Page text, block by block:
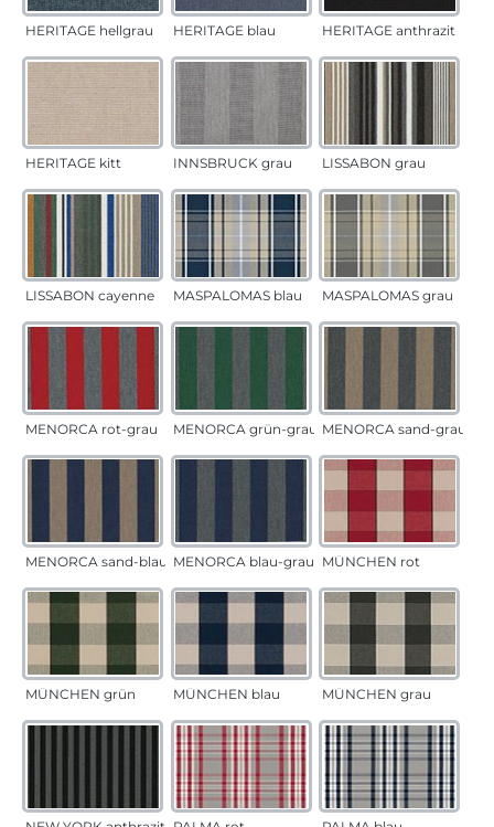
HERITAGE hellgrau HERITAGE blau HERITAGE anthrazit
HERITAGE kitt INNSBRUCK grau LISSABON grau
LISSABON cayenne MASPALOMAS blau MASPALOMAS grau
MENORCA rot-grau MENORCA grün-grau MENORCA sand-grau
MENORCA sand-blau MENORCA blau-grau MÜNCHEN rot
MÜNCHEN grün MÜNCHEN blau MÜNCHEN grau